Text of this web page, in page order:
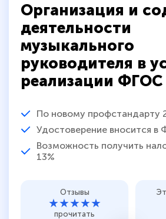
Организация и
деятельности
музыкального
руководителя в
реализации
По новому профстандарту
Удостоверение вносится
Возможность получить
13%
Отзывы
★★★★★
прочитать